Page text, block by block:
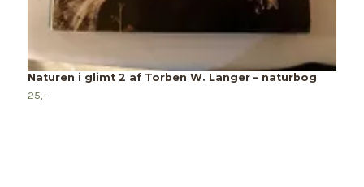
Naturen i glimt 2 af Torben W. Langer – naturbog
25,-